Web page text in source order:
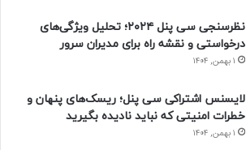
ا
م
نظرسنجی سی پنل ۲۰۲۴؛ تحلیل ویژگی‌های
درخواستی و نقشه راه برای مدیران سرور
۱ بهمن, ۱۴۰۴
لایسنس اشتراکی سی پنل؛ ریسک‌های پنهان و
خطرات امنیتی که نباید نادیده بگیرید
۱ بهمن, ۱۴۰۴